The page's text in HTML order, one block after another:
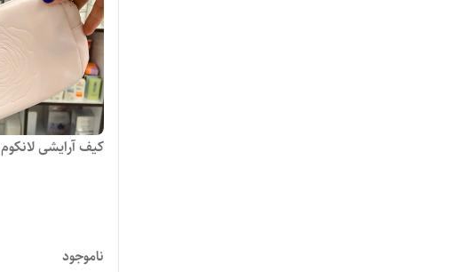
کیف آرایشی لانکوم
ناموجود